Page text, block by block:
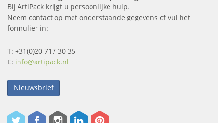
Bij ArtiPack krijgt u persoonlijke hulp.
Neem contact op met onderstaande gegevens of vul het
formulier in:
T: +31(0)20 717 30 35
E: info@artipack.nl
Nieuwsbrief